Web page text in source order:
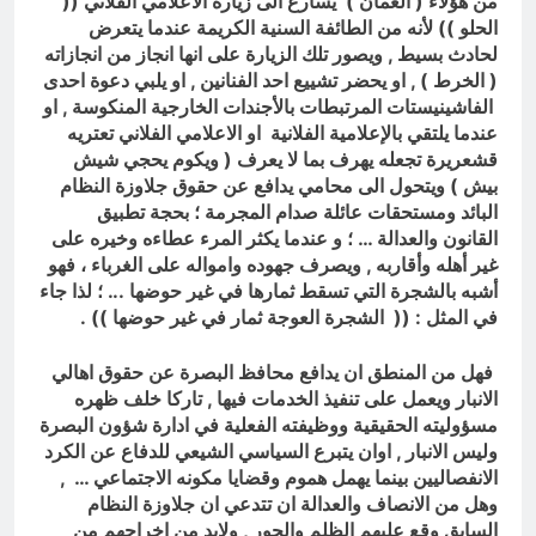
الحلو )) لأنه من الطائفة السنية الكريمة عندما يتعرض
لحادث بسيط , ويصور تلك الزيارة على انها انجاز من انجازاته
( الخرط ) , او يحضر تشييع احد الفنانين , او يلبي دعوة احدى
الفاشينيستات المرتبطات بالأجندات الخارجية المنكوسة , او
عندما يلتقي بالإعلامية الفلانية او الاعلامي الفلاني تعتريه
قشعريرة تجعله يهرف بما لا يعرف ( ويكوم يحجي شيش
بيش ) ويتحول الى محامي يدافع عن حقوق جلاوزة النظام
البائد ومستحقات عائلة صدام المجرمة ؛ بحجة تطبيق
القانون والعدالة … ؛ و عندما يكثر المرء عطاءه وخيره على
غير أهله وأقاربه , ويصرف جهوده وامواله على الغرباء ، فهو
أشبه بالشجرة التي تسقط ثمارها في غير حوضها ... ؛ لذا جاء
في المثل : (( الشجرة العوجة ثمار في غير حوضها )) .
فهل من المنطق ان يدافع محافظ البصرة عن حقوق اهالي
الانبار ويعمل على تنفيذ الخدمات فيها , تاركا خلف ظهره
مسؤوليته الحقيقية ووظيفته الفعلية في ادارة شؤون البصرة
وليس الانبار , اوان يتبرع السياسي الشيعي للدفاع عن الكرد
الانفصاليين بينما يهمل هموم وقضايا مكونه الاجتماعي … ,
وهل من الانصاف والعدالة ان تتدعي ان جلاوزة النظام
السابق وقع عليهم الظلم والجور , ولابد من اخراجهم من